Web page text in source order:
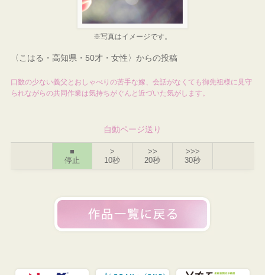
※写真はイメージです。
〈こはる・高知県・50才・女性〉からの投稿
口数の少ない義父とおしゃべりの苦手な嫁、会話がなくても御先祖様に見守
られながらの共同作業は気持ちがぐんと近づいた気がします。
自動ページ送り
■
停止
>
10秒
>>
20秒
>>>
30秒